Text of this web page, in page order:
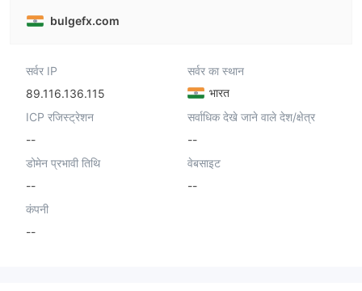
bulgefx.com
सर्वर IP
89.116.136.115
सर्वर का स्थान
भारत
ICP रजिस्ट्रेशन
--
सर्वाधिक देखे जाने वाले देश/क्षेत्र
--
डोमेन प्रभावी तिथि
--
वेबसाइट
--
कंपनी
--